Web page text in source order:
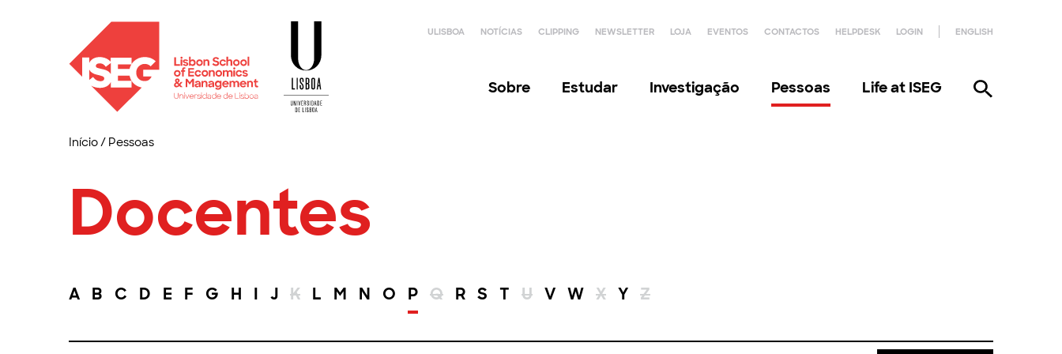
ULISBOA NOTÍCIAS CLIPPING NEWSLETTER LOJA EVENTOS CONTACTOS HELPDESK LOGIN ENGLISH
Sobre Estudar Investigação Pessoas Life at ISEG
Início/ Pessoas
Docentes
A B C D E F G H I J K L M N O P Q R S T U V W X Y Z